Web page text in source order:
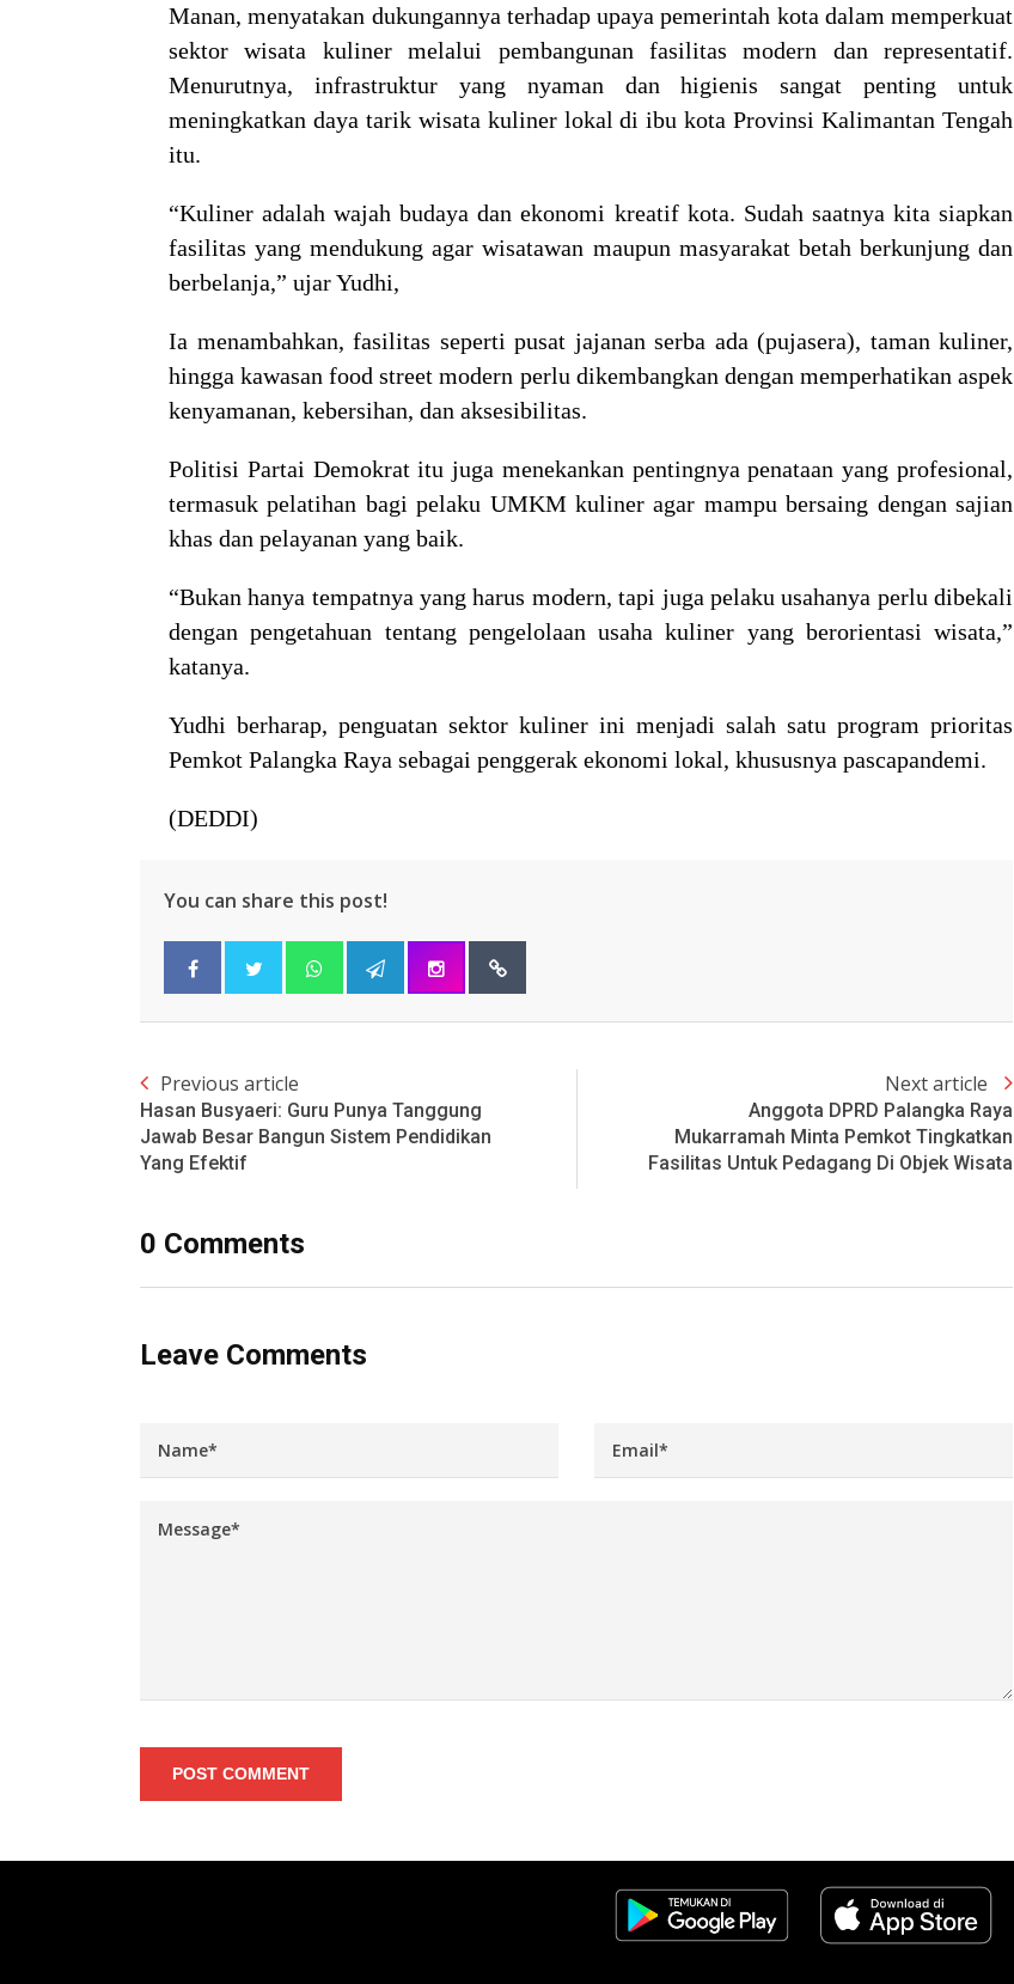
Manan, menyatakan dukungannya terhadap upaya pemerintah kota dalam memperkuat
sektor wisata kuliner melalui pembangunan fasilitas modern dan representatif.
Menurutnya, infrastruktur yang nyaman dan higienis sangat penting untuk
meningkatkan daya tarik wisata kuliner lokal di ibu kota Provinsi Kalimantan Tengah
itu.
“Kuliner adalah wajah budaya dan ekonomi kreatif kota. Sudah saatnya kita siapkan
fasilitas yang mendukung agar wisatawan maupun masyarakat betah berkunjung dan
berbelanja,” ujar Yudhi,
Ia menambahkan, fasilitas seperti pusat jajanan serba ada (pujasera), taman kuliner,
hingga kawasan food street modern perlu dikembangkan dengan memperhatikan aspek
kenyamanan, kebersihan, dan aksesibilitas.
Politisi Partai Demokrat itu juga menekankan pentingnya penataan yang profesional,
termasuk pelatihan bagi pelaku UMKM kuliner agar mampu bersaing dengan sajian
khas dan pelayanan yang baik.
“Bukan hanya tempatnya yang harus modern, tapi juga pelaku usahanya perlu dibekali
dengan pengetahuan tentang pengelolaan usaha kuliner yang berorientasi wisata,”
katanya.
Yudhi berharap, penguatan sektor kuliner ini menjadi salah satu program prioritas
Pemkot Palangka Raya sebagai penggerak ekonomi lokal, khususnya pascapandemi.
(DEDDI)
You can share this post!
Previous article
Hasan Busyaeri: Guru Punya Tanggung
Jawab Besar Bangun Sistem Pendidikan
Yang Efektif
Next article
Anggota DPRD Palangka Raya
Mukarramah Minta Pemkot Tingkatkan
Fasilitas Untuk Pedagang Di Objek Wisata
0 Comments
Leave Comments
POST COMMENT